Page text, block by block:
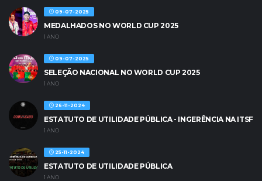
09-07-2025
MEDALHADOS NO WORLD CUP 2025
1 ANO
09-07-2025
SELEÇÃO NACIONAL NO WORLD CUP 2025
1 ANO
26-11-2024
ESTATUTO DE UTILIDADE PÚBLICA - INGERÊNCIA NA ITSF
1 ANO
25-11-2024
ESTATUTO DE UTILIDADE PÚBLICA
1 ANO